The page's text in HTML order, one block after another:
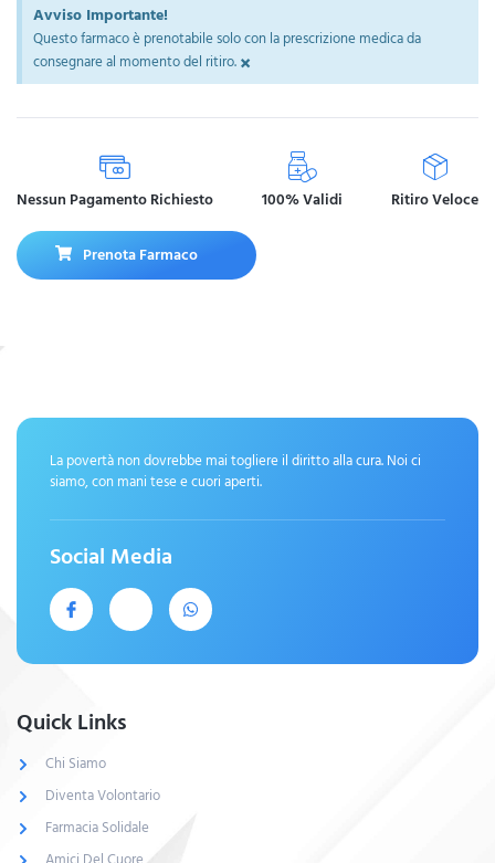
Avviso Importante!
Questo farmaco è prenotabile solo con la prescrizione medica da
consegnare al momento del ritiro.×
Nessun Pagamento Richiesto 100% Validi Ritiro Veloce
Prenota Farmaco
La povertà non dovrebbe mai togliere il diritto alla cura. Noi ci
siamo, con mani tese e cuori aperti.
Social Media
Quick Links
Chi Siamo
Diventa Volontario
Farmacia Solidale